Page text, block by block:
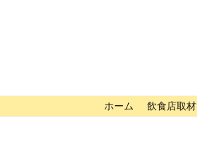
ホーム 飲食店取材